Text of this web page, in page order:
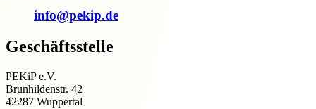
info@pekip.de
Geschäftsstelle
PEKiP e.V.
Brunhildenstr. 42
42287 Wuppertal